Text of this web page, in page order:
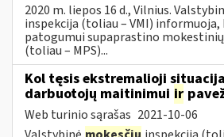
2020 m. liepos 16 d., Vilnius.
inspekcija (toliau – VMI) informuoja,
patogumui supaprastino
(toliau – MPS)...
Kol tęsis ekstremalioji
darbuotojų maitinimui ir
Web turinio sąrašas 2021-10-06